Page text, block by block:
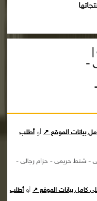
-
بيانات الموقع ↗ أوأطلب
- شنط حريمى - حزام رجالى -
كامل بيانات الموقع ↗ أوأطلب